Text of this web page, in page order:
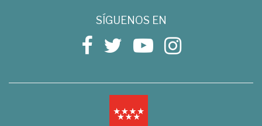
SÍGUENOS EN